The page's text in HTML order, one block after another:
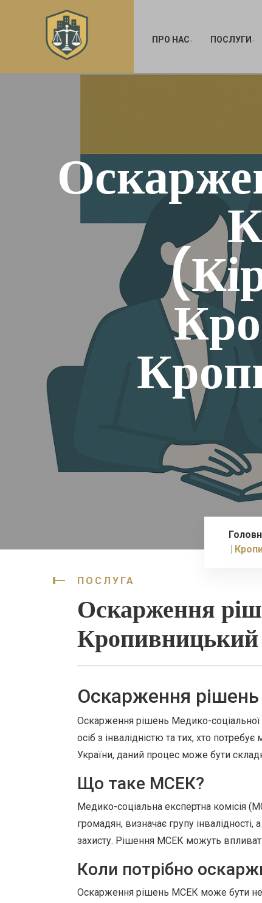
ПРО НАС ПОСЛУГИ
ПОСЛУГА
Оскарження
Кропивницький
Оскарження
Оскарження рішень Медико-соціальної
осіб з інвалідністю та тих, хто
України, даний процес може бути
Що таке МСЕК?
Медико-соціальна експертна комісія
громадян, визначає групу інвалідності,
захисту. Рішення МСЕК можуть
Коли потрібно
Оскарження рішень МСЕК може бути